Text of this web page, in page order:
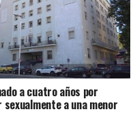
a cuatro años por
a una menor